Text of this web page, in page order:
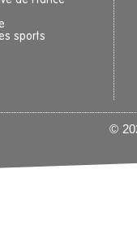
sports
©